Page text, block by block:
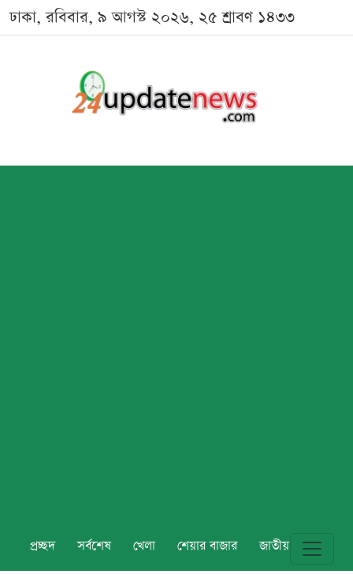
ঢাকা, রবিবার, ৯ আগস্ট ২০২৬, ২৫ শ্রাবণ ১৪৩৩
প্রচ্ছদ সর্বশেষ খেলা শেয়ার বাজার জাতীয় বিশ্ব